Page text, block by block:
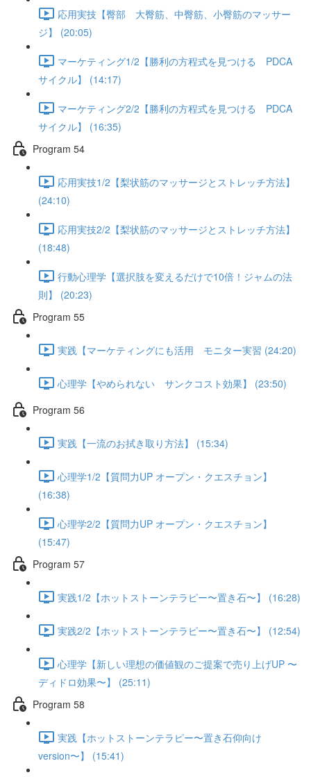
応用実技【臀部 大臀筋、中臀筋、小臀筋のマッサー
ジ】 (20:05)
マーケティング1/2【勝利の方程式を見つける PDCA
サイクル】 (14:17)
マーケティング2/2【勝利の方程式を見つける PDCA
サイクル】 (16:35)
Program 54
応用実技1/2【梨状筋のマッサージとストレッチ方法】
(24:10)
応用実技2/2【梨状筋のマッサージとストレッチ方法】
(18:48)
行動心理学【選択肢を変えるだけで10倍！ジャムの法
則】 (20:23)
Program 55
実践【マーケティングにも活用 モニター実習 (24:20)
心理学【やめられない サンクコスト効果】 (23:50)
Program 56
実践【一流のお拭き取り方法】 (15:34)
心理学1/2【質問力UP オープン・クエスチョン】
(16:38)
心理学2/2【質問力UP オープン・クエスチョン】
(15:47)
Program 57
実践1/2【ホットストーンテラピー〜置き石〜】 (16:28)
実践2/2【ホットストーンテラピー〜置き石〜】 (12:54)
心理学【新しい理想の価値観のご提案で売り上げUP 〜
ディドロ効果〜】 (25:11)
Program 58
実践【ホットストーンテラピー〜置き石仰向け
version〜】 (15:41)